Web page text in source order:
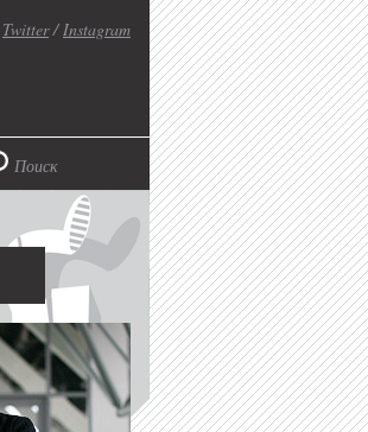
Twitter/Instagram